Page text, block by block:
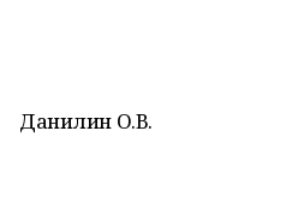
Данилин О.В.